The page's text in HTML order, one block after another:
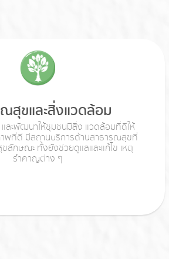
สุขและสิ่งแวดล้อม
และพัฒนาให้ชุมชนมีสิ่ง แวดล้อมที่ดีให้
พที่ดี มีสถานบริการด้านสาธารณสุขที่
ลักษณะ ทั้งยังช่วยดูแลและแก้ไข เหตุ
รำคาญต่าง ๆ